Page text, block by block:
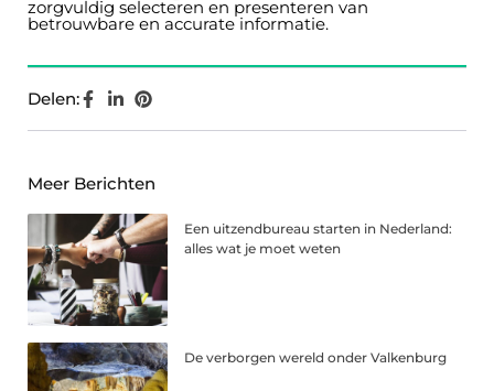
zorgvuldig selecteren en presenteren van
betrouwbare en accurate informatie.
Delen:
Meer Berichten
Een uitzendbureau starten in Nederland:
alles wat je moet weten
De verborgen wereld onder Valkenburg